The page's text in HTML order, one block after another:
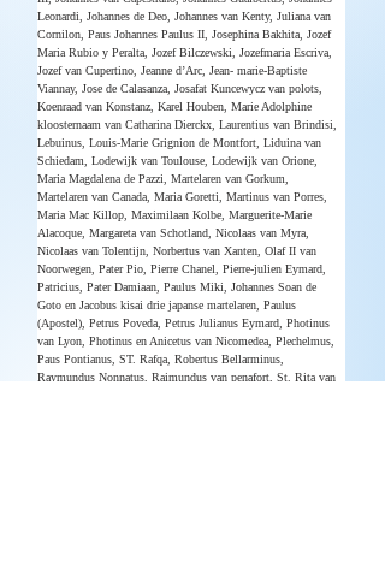
Leonardi, Johannes de Deo, Johannes van Kenty, Juliana van
Cornilon, Paus Johannes Paulus II, Josephina Bakhita, Jozef
Maria Rubio y Peralta, Jozef Bilczewski, Jozefmaria Escriva,
Jozef van Cupertino, Jeanne d’Arc, Jean- marie-Baptiste
Viannay, Jose de Calasanza, Josafat Kuncewycz van polots,
Koenraad van Konstanz, Karel Houben, Marie Adolphine
kloosternaam van Catharina Dierckx, Laurentius van Brindisi,
Lebuinus, Louis-Marie Grignion de Montfort, Liduina van
Schiedam, Lodewijk van Toulouse, Lodewijk van Orione,
Maria Magdalena de Pazzi, Martelaren van Gorkum,
Martelaren van Canada, Maria Goretti, Martinus van Porres,
Maria Mac Killop, Maximilaan Kolbe, Marguerite-Marie
Alacoque, Margareta van Schotland, Nicolaas van Myra,
Nicolaas van Tolentijn, Norbertus van Xanten, Olaf II van
Noorwegen, Pater Pio, Pierre Chanel, Pierre-julien Eymard,
Patricius, Pater Damiaan, Paulus Miki, Johannes Soan de
Goto en Jacobus kisai drie japanse martelaren, Paulus
(Apostel), Petrus Poveda, Petrus Julianus Eymard, Photinus
van Lyon, Photinus en Anicetus van Nicomedea, Plechelmus,
Paus Pontianus, ST. Rafqa, Robertus Bellarminus,
Raymundus Nonnatus, Raimundus van penafort, St. Rita van